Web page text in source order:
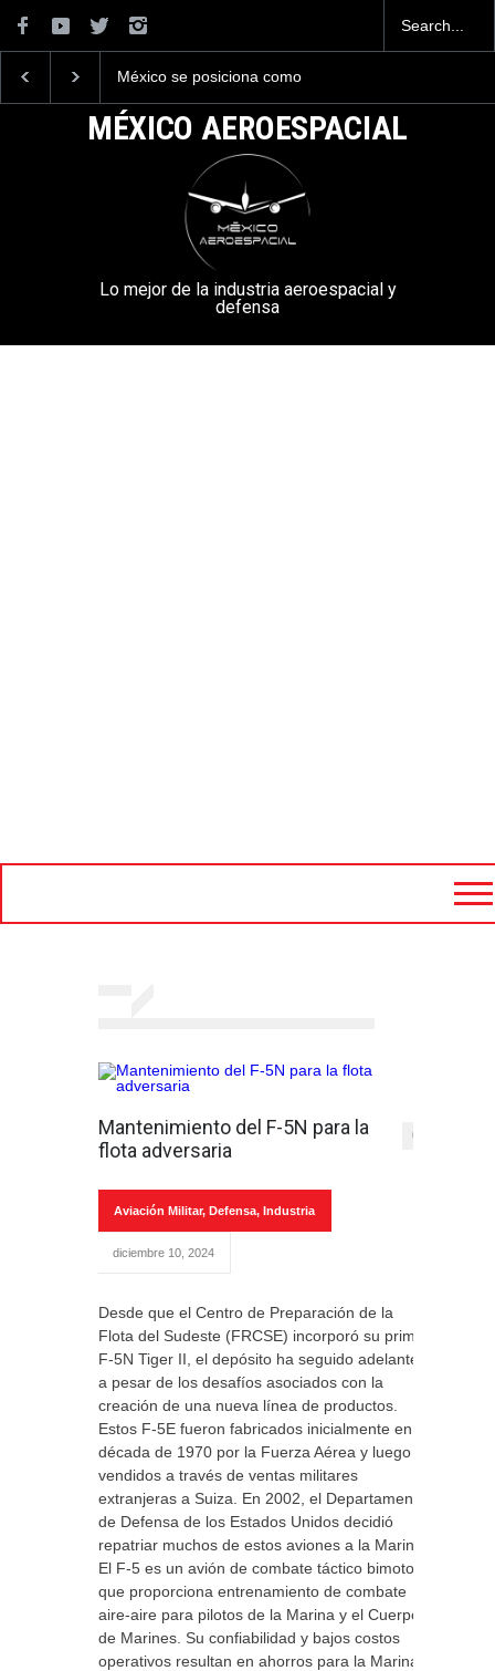
México se posiciona como
aeroespacial del mundo, al
superar los 13,600 millones
de dólares en exportaciones
La industria naval mexicana
la Armada de México
MÉXICO AEROESPACIAL
Lo mejor de la industria aeroespacial y
defensa
Mantenimiento del F-5N para la
flota adversaria
0
Aviación Militar, Defensa, Industria
diciembre 10, 2024
Desde que el Centro de Preparación de la
Flota del Sudeste (FRCSE) incorporó su primer
F-5N Tiger II, el depósito ha seguido adelante
a pesar de los desafíos asociados con la
creación de una nueva línea de productos.
Estos F-5E fueron fabricados inicialmente en la
década de 1970 por la Fuerza Aérea y luego
vendidos a través de ventas militares
extranjeras a Suiza. En 2002, el Departamento
de Defensa de los Estados Unidos decidió
repatriar muchos de estos aviones a la Marina.
El F-5 es un avión de combate táctico bimotor
que proporciona entrenamiento de combate
aire-aire para pilotos de la Marina y el Cuerpo
de Marines. Su confiabilidad y bajos costos
operativos resultan en ahorros para la Marina